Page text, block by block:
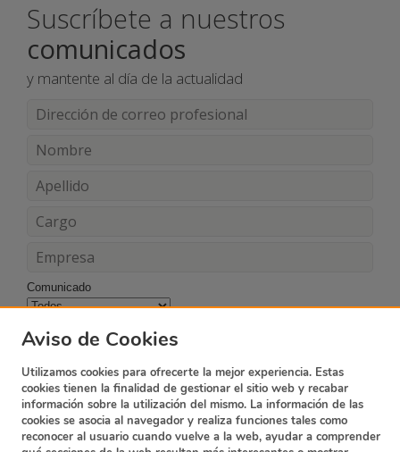
Suscríbete a nuestros
comunicados
y mantente al día de la actualidad
Comunicado
Aviso de Cookies
Utilizamos cookies para ofrecerte la mejor experiencia. Estas
cookies tienen la finalidad de gestionar el sitio web y recabar
información sobre la utilización del mismo. La información de las
cookies se asocia al navegador y realiza funciones tales como
reconocer al usuario cuando vuelve a la web, ayudar a comprender